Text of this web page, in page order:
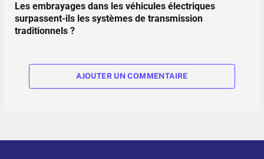
Les embrayages dans les véhicules électriques
surpassent-ils les systèmes de transmission
traditionnels ?
AJOUTER UN COMMENTAIRE